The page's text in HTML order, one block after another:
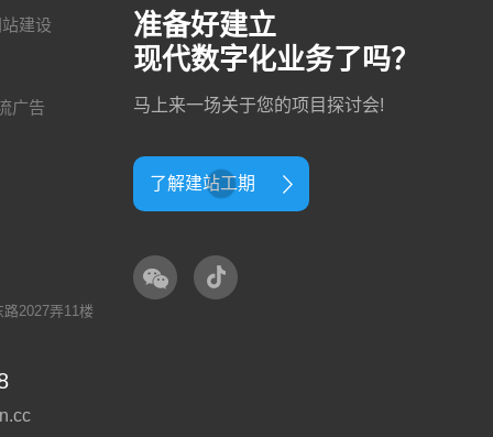
建设
广告
2027弄11楼
准备好建立
现代数字化业务了吗？
马上来一场关于您的项目探讨会!
了解建站工期